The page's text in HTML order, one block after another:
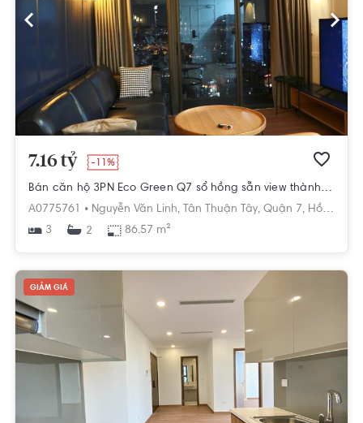
7.16 tỷ -11%
Bán căn hộ 3PN Eco Green Q7 sổ hồng sẵn view thành phố
A0775761 • Nguyễn Văn Linh, Tân Thuận Tây, Quận 7, Hồ Chí Minh
3
2 86.57 m²
GIẢM GIÁ